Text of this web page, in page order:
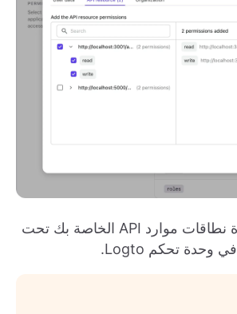
يمكنك إنشاء وإدارة نطاقات موارد API الخاصة بك تحت
في وحدة تحكم Logto.